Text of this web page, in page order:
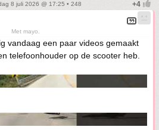
8 juli 2026 @ 17:25 • 248
Met mayo.
vandaag een paar videos gemaakt
telefoonhouder op de scooter heb.